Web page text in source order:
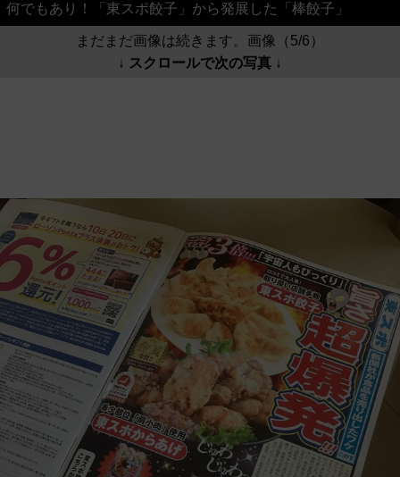
何でもあり！「東スポ餃子」から発展した「棒餃子」
まだまだ画像は続きます。画像（5/6）
↓ スクロールで次の写真 ↓